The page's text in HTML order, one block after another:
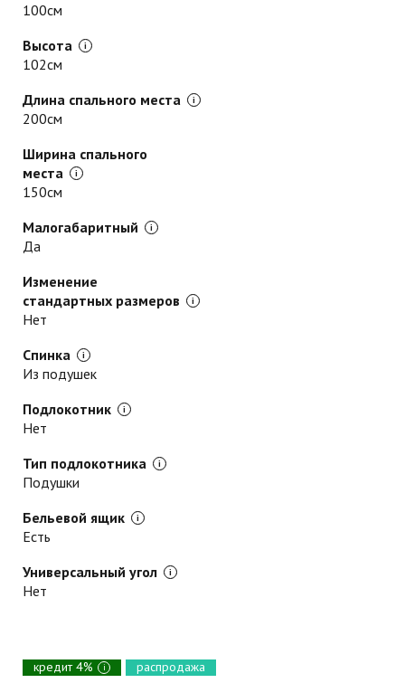
100см
Высота
102см
Длина спального места
200см
Ширина спального
места
150см
Малогабаритный
Да
Изменение
стандартных размеров
Нет
Спинка
Из подушек
Подлокотник
Нет
Тип подлокотника
Подушки
Бельевой ящик
Есть
Универсальный угол
Нет
кредит 4% i распродажа